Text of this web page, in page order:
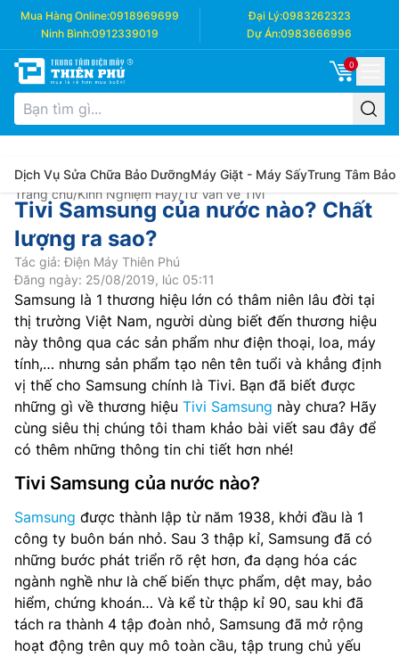
Mua Hàng Online:0918969699 Đại Lý:0983262323
Ninh Bình:0912339019 Dự Án:0983666996
0
Dịch Vụ Sửa Chữa Bảo DưỡngMáy Giặt - Máy SấyTrung Tâm Bảo
Trang chủ/Kinh Nghiệm Hay/Tư Vấn về Tivi
Tivi Samsung của nước nào? Chất
lượng ra sao?
Tác giả: Điện Máy Thiên Phú
Đăng ngày: 25/08/2019, lúc 05:11
Samsung là 1 thương hiệu lớn có thâm niên lâu đời tại
thị trường Việt Nam, người dùng biết đến thương hiệu
này thông qua các sản phẩm như điện thoại, loa, máy
tính,… nhưng sản phẩm tạo nên tên tuổi và khẳng định
vị thế cho Samsung chính là Tivi. Bạn đã biết được
những gì về thương hiệu Tivi Samsung này chưa? Hãy
cùng siêu thị chúng tôi tham khảo bài viết sau đây để
có thêm những thông tin chi tiết hơn nhé!
Tivi Samsung của nước nào?
Samsung được thành lập từ năm 1938, khởi đầu là 1
công ty buôn bán nhỏ. Sau 3 thập kỉ, Samsung đã có
những bước phát triển rõ rệt hơn, đa dạng hóa các
ngành nghề như là chế biến thực phẩm, dệt may, bảo
hiểm, chứng khoán… Và kể từ thập kỉ 90, sau khi đã
tách ra thành 4 tập đoàn nhỏ, Samsung đã mở rộng
hoạt động trên quy mô toàn cầu, tập trung chủ yếu